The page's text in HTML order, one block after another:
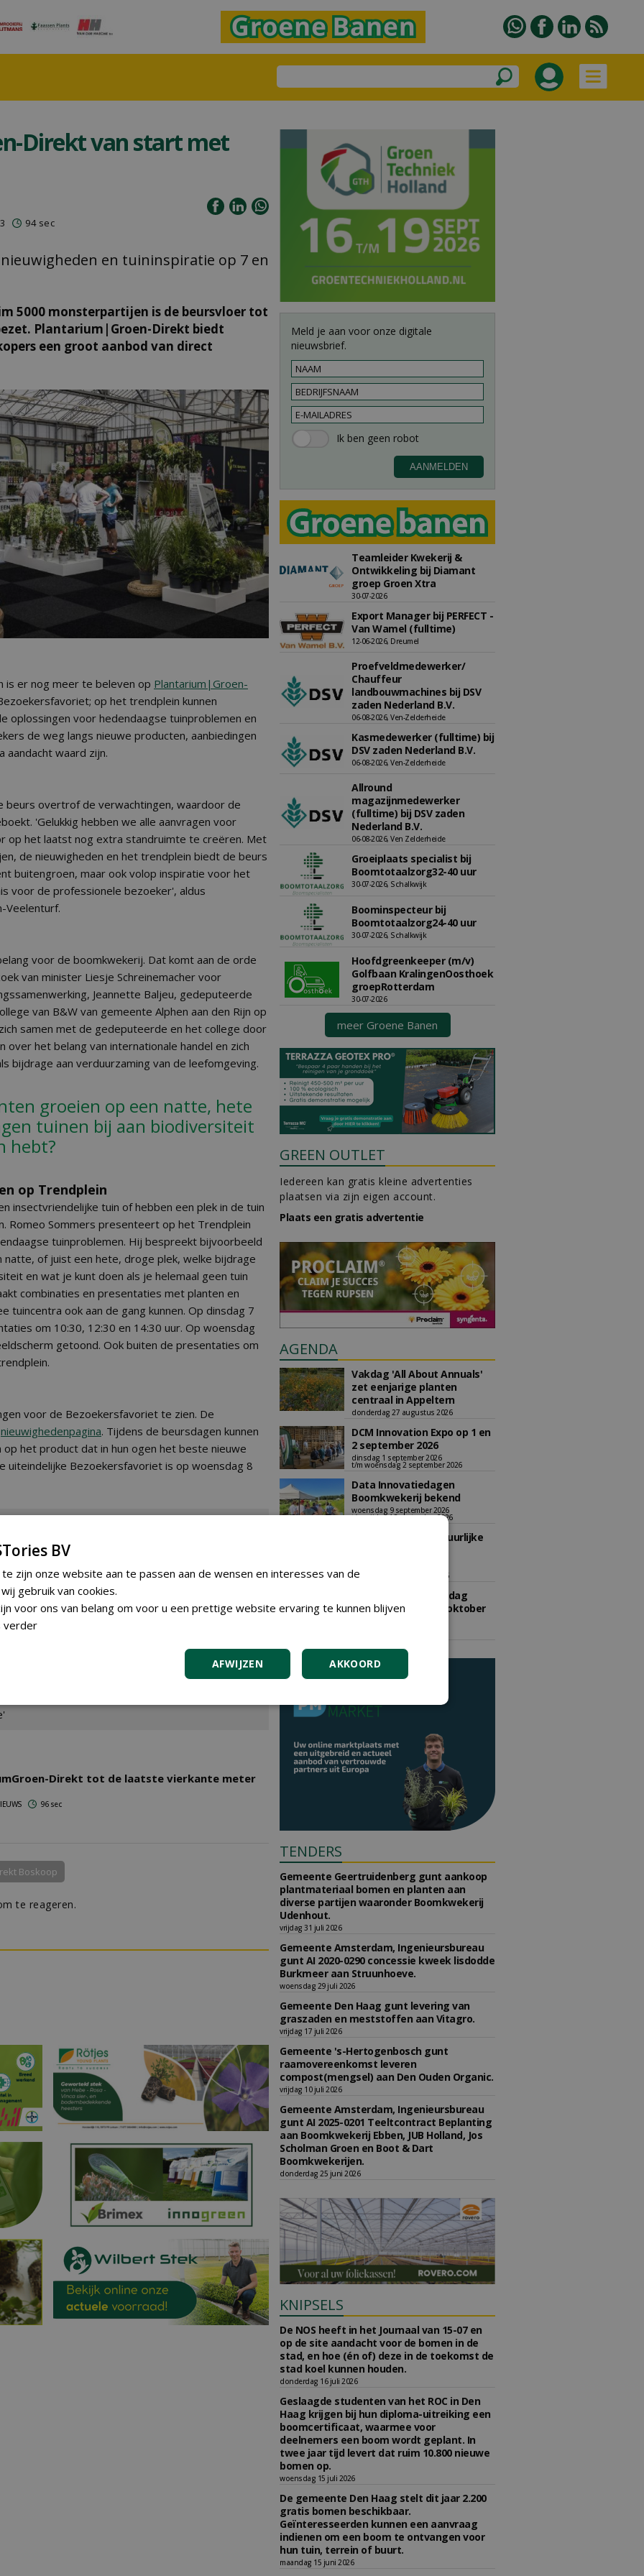
Direkt van start met
94 sec
en tuininspiratie op 7 en
5000 monsterpartijen is de beursvloer tot
Plantarium|Groen-Direkt biedt
een groot aanbod van direct
is er nog meer te beleven op Plantarium| Groen-
op het trendplein kunnen
oplossingen voor hedendaagse tuinproblemen en
de weg langs nieuwe producten, aanbiedingen
aandacht waard zijn.
beurs overtrof de verwachtingen, waardoor de
'Gelukkig hebben we alle aanvragen voor
op het laatst nog extra standruimte te creëren. Met
de nieuwigheden en het trendplein biedt de beurs
buitengroen, maar ook volop inspiratie voor het
voor de professionele bezoeker', aldus
Veelenturf.
voor de boomkwekerij. Dat komt aan de orde
van minister Liesje Schreinemacher voor
Jeannette Baljeu, gedeputeerde
van B&W van gemeente Alphen aan den Rijn op
samen met de gedeputeerde en het college door
over het belang van internationale handel en zich
bijdrage aan verduurzaming van de leefomgeving.
groeien op een natte, hete
tuinen bij aan biodiversiteit
hebt?
op Trendplein
insectvriendelijke tuin of hebben een plek in de tuin
Romeo Sommers presenteert op het Trendplein
tuinproblemen. Hij bespreekt bijvoorbeeld
of juist een hete, droge plek, welke bijdrage
en wat je kunt doen als je helemaal geen tuin
combinaties en presentaties met planten en
tuincentra ook aan de gang kunnen. Op dinsdag 7
om 10:30, 12:30 en 14:30 uur. Op woensdag
getoond. Ook buiten de presentaties om
voor de Bezoekersfavoriet te zien. De
nieuwighedenpagina. Tijdens de beursdagen kunnen
het product dat in hun ogen het beste nieuwe
uiteindelijke Bezoekersfavoriet is op woensdag 8
Direkt tot de laatste vierkante meter
96 sec
Boskoop
te reageren.
Meld je aan voor onze digitale
nieuwsbrief.
Teamleider Kwekerij &
Ontwikkeling bij Diamant
groep Groen Xtra
30-07-2026
Export Manager bij PERFECT -
Van Wamel (fulltime)
12-06-2026, Dreumel
Proefveldmedewerker/
Chauffeur
landbouwmachines bij DSV
zaden Nederland B.V.
06-08-2026, Ven-Zelderheide
Kasmedewerker (fulltime) bij
DSV zaden Nederland B.V.
06-08-2026, Ven-Zelderheide
Allround
magazijnmedewerker
(fulltime) bij DSV zaden
Nederland B.V.
06-08-2026, Ven Zelderheide
Groeiplaats specialist bij
Boomtotaalzorg32-40 uur
30-07-2026, Schalkwijk
Boominspecteur bij
Boomtotaalzorg24-40 uur
30-07-2026, Schalkwijk
Hoofdgreenkeeper (m/v)
Golfbaan KralingenOosthoek
groepRotterdam
30-07-2026
meer Groene Banen
GREEN OUTLET
Iedereen kan gratis kleine advertenties
plaatsen via zijn eigen account.
Plaats een gratis advertentie
AGENDA
Vakdag 'All About Annuals'
zet eenjarige planten
centraal in Appeltern
donderdag 27 augustus 2026
DCM Innovation Expo op 1 en
2 september 2026
dinsdag 1 september 2026
t/m woensdag 2 september 2026
Data Innovatiedagen
Boomkwekerij bekend
woensdag 9 september 2026
t/m vrijdag 18 september 2026
Kennismiddag: 'Natuurlijke
maandag 28 september 2026
Landelijke Jongerendag
Boomkwekerij op 9 oktober
TENDERS
Gemeente Geertruidenberg gunt aankoop
plantmateriaal bomen en planten aan
diverse partijen waaronder Boomkwekerij
Udenhout.
vrijdag 31 juli 2026
Gemeente Amsterdam, Ingenieursbureau
gunt AI 2020-0290 concessie kweek lisdodde
Burkmeer aan Struunhoeve.
woensdag 29 juli 2026
Gemeente Den Haag gunt levering van
graszaden en meststoffen aan Vitagro.
vrijdag 17 juli 2026
Gemeente 's-Hertogenbosch gunt
raamovereenkomst leveren
compost(mengsel) aan Den Ouden Organic.
vrijdag 10 juli 2026
Gemeente Amsterdam, Ingenieursbureau
gunt AI 2025-0201 Teeltcontract Beplanting
aan Boomkwekerij Ebben, JUB Holland, Jos
Scholman Groen en Boot & Dart
Boomkwekerijen.
donderdag 25 juni 2026
KNIPSELS
De NOS heeft in het Journaal van 15-07 en
op de site aandacht voor de bomen in de
stad, en hoe (én of) deze in de toekomst de
stad koel kunnen houden.
donderdag 16 juli 2026
Geslaagde studenten van het ROC in Den
Haag krijgen bij hun diploma-uitreiking een
boomcertificaat, waarmee voor
deelnemers een boom wordt geplant. In
twee jaar tijd levert dat ruim 10.800 nieuwe
bomen op.
woensdag 15 juli 2026
De gemeente Den Haag stelt dit jaar 2.200
gratis bomen beschikbaar.
Geïnteresseerden kunnen een aanvraag
indienen om een boom te ontvangen voor
hun tuin, terrein of buurt.
maandag 15 juni 2026
BV
zijn onze website aan te passen aan de wensen en interesses van de
gebruik van cookies.
voor ons van belang om voor u een prettige website ervaring te kunnen blijven
verder
AKKOORD
AFWIJZEN